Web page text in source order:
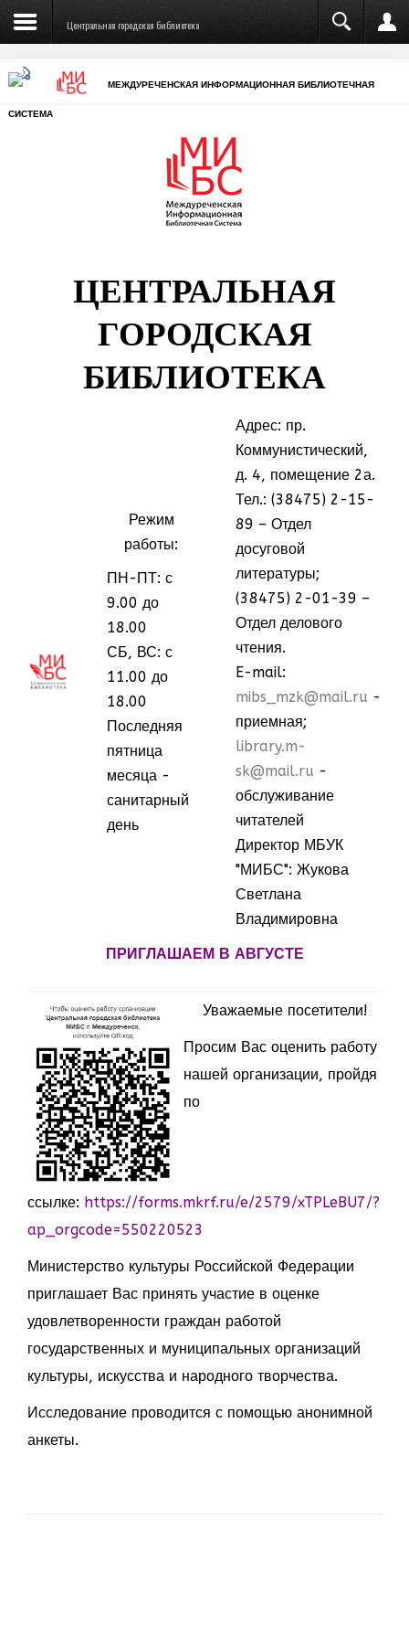
Центральная городская библиотека
МЕЖДУРЕЧЕНСКАЯ ИНФОРМАЦИОННАЯ БИБЛИОТЕЧНАЯ
СИСТЕМА
ЦЕНТРАЛЬНАЯ
ГОРОДСКАЯ
БИБЛИОТЕКА
Режим
работы:
ПН-ПТ: с
9.00 до
18.00
СБ, ВС: с
11.00 до
18.00
Последняя
пятница
месяца -
санитарный
день
Адрес: пр.
Коммунистический,
д. 4, помещение 2а.
Тел.: (38475) 2-15-
89 – Отдел
досуговой
литературы;
(38475) 2-01-39 –
Отдел делового
чтения.
E-mail:
mibs_mzk@mail.ru -
приемная;
library.m-
sk@mail.ru -
обслуживание
читателей
Директор МБУК
"МИБС": Жукова
Светлана
Владимировна
ПРИГЛАШАЕМ В АВГУСТЕ
Уважаемые посетители!
Просим Вас оценить работу
нашей организации, пройдя
по
ссылке: https://forms.mkrf.ru/e/2579/xTPLeBU7/?
ap_orgcode=550220523
Министерство культуры Российской Федерации
приглашает Вас принять участие в оценке
удовлетворенности граждан работой
государственных и муниципальных организаций
культуры, искусства и народного творчества.
Исследование проводится с помощью анонимной
анкеты.